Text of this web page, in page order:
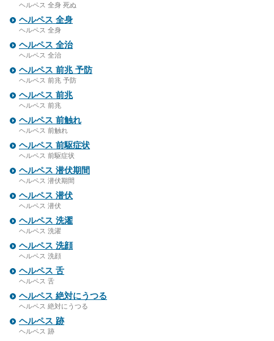
ヘルペス 全身 死ぬ
ヘルペス 全身
ヘルペス 全身
ヘルペス 全治
ヘルペス 全治
ヘルペス 前兆 予防
ヘルペス 前兆 予防
ヘルペス 前兆
ヘルペス 前兆
ヘルペス 前触れ
ヘルペス 前触れ
ヘルペス 前駆症状
ヘルペス 前駆症状
ヘルペス 潜伏期間
ヘルペス 潜伏期間
ヘルペス 潜伏
ヘルペス 潜伏
ヘルペス 洗濯
ヘルペス 洗濯
ヘルペス 洗顔
ヘルペス 洗顔
ヘルペス 舌
ヘルペス 舌
ヘルペス 絶対にうつる
ヘルペス 絶対にうつる
ヘルペス 跡
ヘルペス 跡